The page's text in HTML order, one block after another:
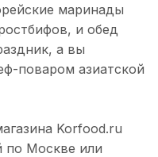
маринады
и обед
а вы
поваром азиатской
Korfood.ru
по Москве или